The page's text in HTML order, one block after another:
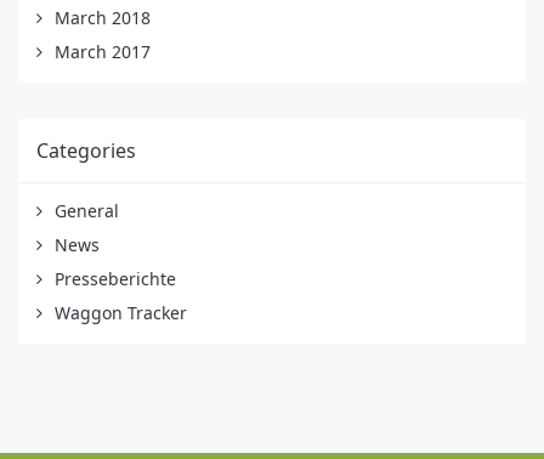
March 2018
March 2017
Categories
General
News
Presseberichte
Waggon Tracker